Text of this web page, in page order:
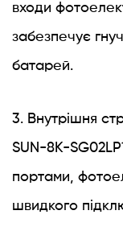
входи
забезпечує
батарей.
3. Внутрішня
SUN-8K-
портами,
швидкого